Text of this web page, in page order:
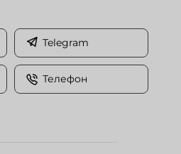
Telegram
Телефон